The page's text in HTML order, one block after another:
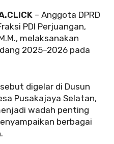
– Anggota DPRD
PDI Perjuangan,
melaksanakan
2025–2026 pada
digelar di Dusun
Pusakajaya Selatan,
wadah penting
berbagai